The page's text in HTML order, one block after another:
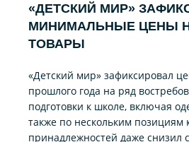
«ДЕТСКИЙ МИР»
МИНИМАЛЬНЫЕ ЦЕНЫ
ТОВАРЫ
«Детский мир» зафиксировал
прошлого года на ряд
подготовки к школе, включая
также по нескольким позициям
принадлежностей даже снизил